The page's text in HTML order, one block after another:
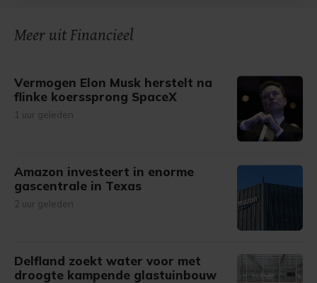
gemaakte keuze altijd wijzigen of intrekken.
Meer uit Financieel
Vermogen Elon Musk herstelt na
flinke koerssprong SpaceX
1 uur geleden
Amazon investeert in enorme
gascentrale in Texas
2 uur geleden
Delfland zoekt water voor met
droogte kampende glastuinbouw